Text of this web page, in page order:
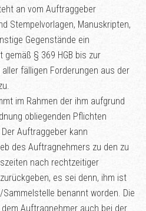
an vom Auftraggeber
Stempelvorlagen, Manuskripten,
Gegenstände ein
§ 369 HGB bis zur
fälligen Forderungen aus der
im Rahmen der ihm aufgrund
obliegenden Pflichten
Auftraggeber kann
des Auftragnehmers zu den zu
nach rechtzeitiger
es sei denn, ihm ist
benannt worden. Die
Auftragnehmer auch bei der